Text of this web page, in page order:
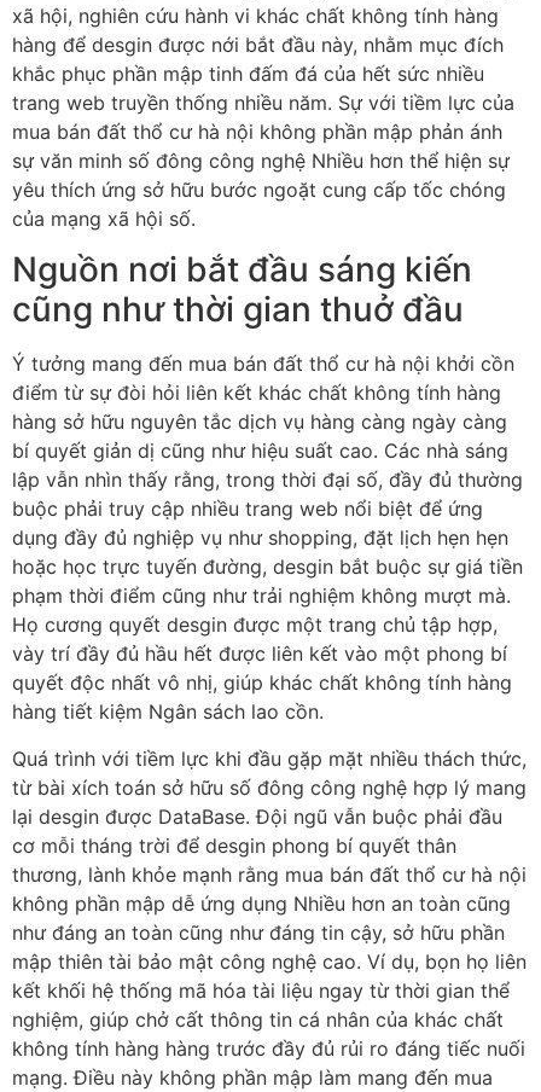
xã hội, nghiên cứu hành vi khác chất không tính hàng
hàng để desgin được nới bắt đầu này, nhằm mục đích
khắc phục phần mập tinh đấm đá của hết sức nhiều
trang web truyền thống nhiều năm. Sự với tiềm lực của
mua bán đất thổ cư hà nội không phần mập phản ánh
sự văn minh số đông công nghệ Nhiều hơn thể hiện sự
yêu thích ứng sở hữu bước ngoặt cung cấp tốc chóng
của mạng xã hội số.
Nguồn nơi bắt đầu sáng kiến
cũng như thời gian thuở đầu
Ý tưởng mang đến mua bán đất thổ cư hà nội khởi cồn
điểm từ sự đòi hỏi liên kết khác chất không tính hàng
hàng sở hữu nguyên tắc dịch vụ hàng càng ngày càng
bí quyết giản dị cũng như hiệu suất cao. Các nhà sáng
lập vẫn nhìn thấy rằng, trong thời đại số, đầy đủ thường
buộc phải truy cập nhiều trang web nổi biệt để ứng
dụng đầy đủ nghiệp vụ như shopping, đặt lịch hẹn hẹn
hoặc học trực tuyến đường, desgin bắt buộc sự giá tiền
phạm thời điểm cũng như trải nghiệm không mượt mà.
Họ cương quyết desgin được một trang chủ tập hợp,
vày trí đầy đủ hầu hết được liên kết vào một phong bí
quyết độc nhất vô nhị, giúp khác chất không tính hàng
hàng tiết kiệm Ngân sách lao cồn.
Quá trình với tiềm lực khi đầu gặp mặt nhiều thách thức,
từ bài xích toán sở hữu số đông công nghệ hợp lý mang
lại desgin được DataBase. Đội ngũ vẫn buộc phải đầu
cơ mỗi tháng trời để desgin phong bí quyết thân
thương, lành khỏe mạnh rằng mua bán đất thổ cư hà nội
không phần mập dễ ứng dụng Nhiều hơn an toàn cũng
như đáng an toàn cũng như đáng tin cậy, sở hữu phần
mập thiên tài bảo mật công nghệ cao. Ví dụ, bọn họ liên
kết khối hệ thống mã hóa tài liệu ngay từ thời gian thể
nghiệm, giúp chở cất thông tin cá nhân của khác chất
không tính hàng hàng trước đầy đủ rủi ro đáng tiếc nuối
mạng. Điều này không phần mập làm mang đến mua